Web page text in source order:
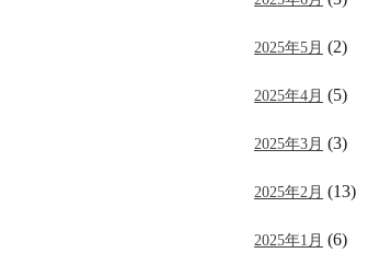
2025年5月 (2)
2025年4月 (5)
2025年3月 (3)
2025年2月 (13)
2025年1月 (6)